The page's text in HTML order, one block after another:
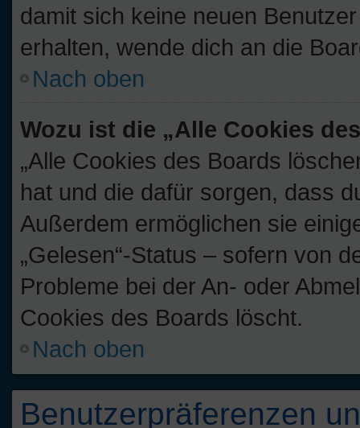
damit sich keine neuen
erhalten, wende dich an die
Nach oben
Wozu ist die „Alle Cookies
„Alle Cookies des Boards
hat und die dafür sorgen, dass
Außerdem ermöglichen sie
„Gelesen“-Status – sofern von
Probleme bei der An- oder
Cookies des Boards löscht.
Nach oben
Benutzerpräferenzen